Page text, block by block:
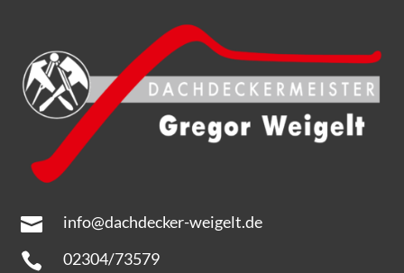
 info@dachdecker-weigelt.de
 02304/73579